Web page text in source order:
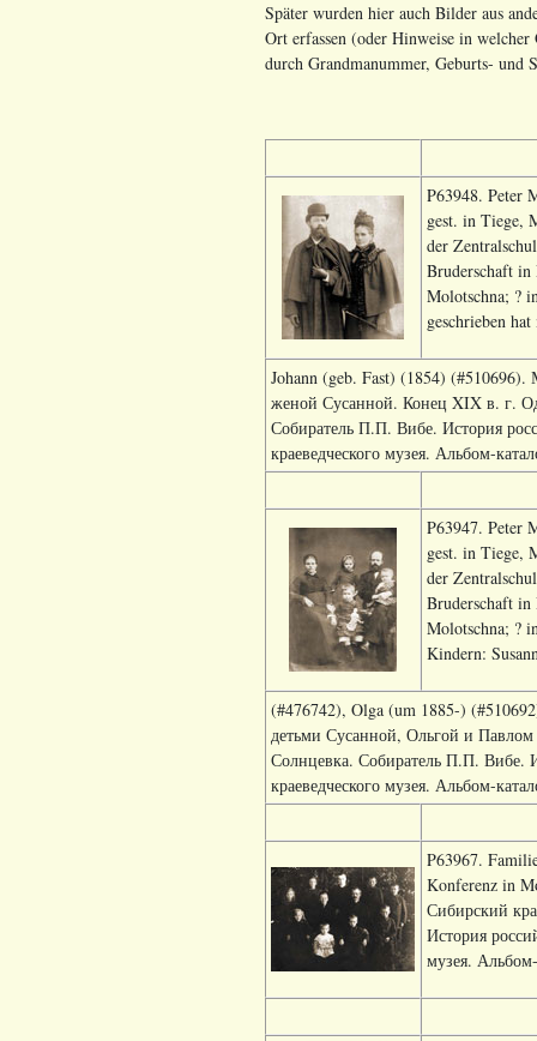
Später wurden hier auch Bilder aus
Ort erfassen (oder Hinweise in
durch Grandmanummer, Geburts- und
P63948. Peter
gest. in Tiege,
der
Bruderschaft
Molotschna; ?
geschrieben
Johann (geb. Fast) (1854)
женой Сусанной. Конец XIX в. г.
Собиратель П.П. Вибе. История
краеведческого музея. Альбом-
P63947. Peter
gest. in Tiege,
der
Bruderschaft
Molotschna; ?
Kindern:
(#476742), Olga (um 1885-)
детьми Сусанной, Ольгой и
Солнцевка. Собиратель П.П. Вибе.
краеведческого музея. Альбом-
P63967.
Konferenz in
Сибирский
История
музея.